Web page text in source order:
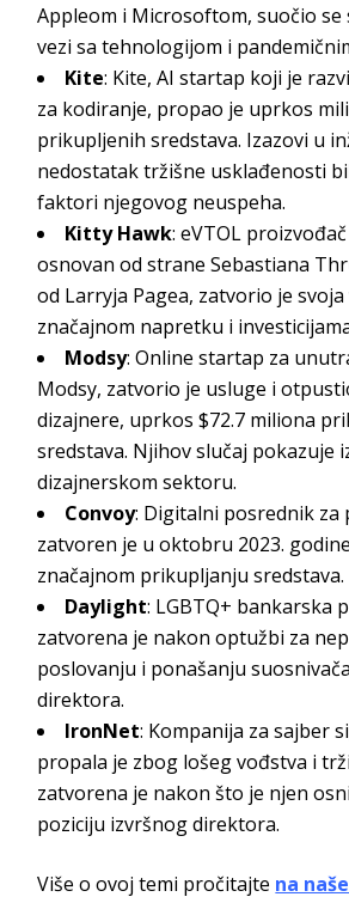
Appleom i Microsoftom, suočio se
vezi sa tehnologijom i
Kite: Kite, AI startap koji je
za kodiranje, propao je uprkos
prikupljenih sredstava. Izazovi u
nedostatak tržišne usklađenosti
faktori njegovog neuspeha.
Kitty Hawk: eVTOL
osnovan od strane Sebastiana
od Larryja Pagea, zatvorio je
značajnom napretku i
Modsy: Online startap za
Modsy, zatvorio je usluge i
dizajnere, uprkos $72.7 miliona
sredstava. Njihov slučaj pokazuje
dizajnerskom sektoru.
Convoy: Digitalni posrednik za
zatvoren je u oktobru 2023.
značajnom prikupljanju sredstava.
Daylight: LGBTQ+ bankarska
zatvorena je nakon optužbi za
poslovanju i ponašanju
direktora.
IronNet: Kompanija za sajber
propala je zbog lošeg vođstva i
zatvorena je nakon što je njen
poziciju izvršnog direktora.
Više o ovoj temi pročitajte na